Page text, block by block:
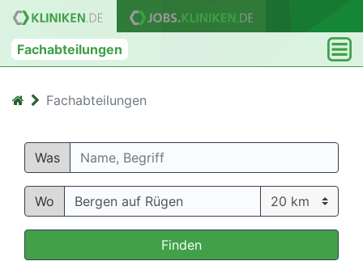
Fachabteilungen
Fachabteilungen
Was
Wo
Finden